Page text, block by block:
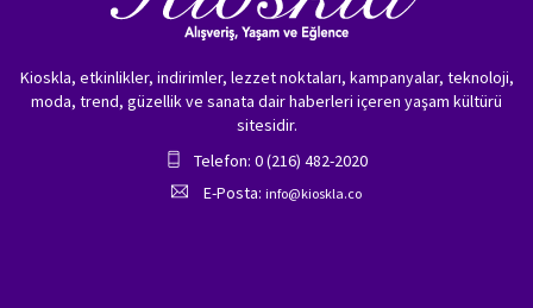
Kioskla, etkinlikler, indirimler, lezzet noktaları, kampanyalar, teknoloji,
moda, trend, güzellik ve sanata dair haberleri içeren yaşam kültürü
sitesidir.
Telefon: 0 (216) 482-2020
E-Posta: info@kioskla.co